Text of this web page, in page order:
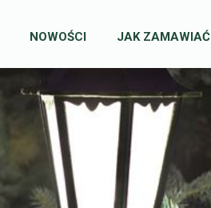
NOWOŚCI JAK ZAMAWIAĆ